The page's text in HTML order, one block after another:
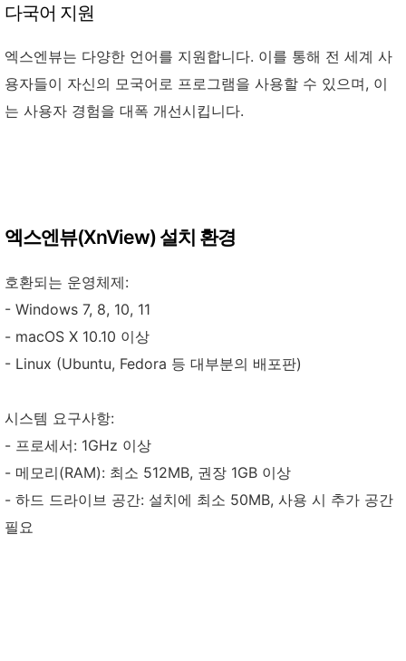
다국어 지원
엑스엔뷰는 다양한 언어를 지원합니다. 이를 통해 전 세계 사
용자들이 자신의 모국어로 프로그램을 사용할 수 있으며, 이
는 사용자 경험을 대폭 개선시킵니다.
엑스엔뷰(XnView) 설치 환경
호환되는 운영체제:
- Windows 7, 8, 10, 11
- macOS X 10.10 이상
- Linux (Ubuntu, Fedora 등 대부분의 배포판)
시스템 요구사항:
- 프로세서: 1GHz 이상
- 메모리(RAM): 최소 512MB, 권장 1GB 이상
- 하드 드라이브 공간: 설치에 최소 50MB, 사용 시 추가 공간
필요